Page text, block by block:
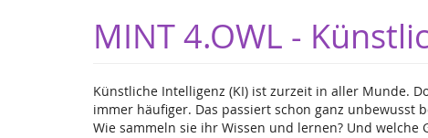
MINT 4.OWL -
Künstliche Intelligenz (KI) ist zurzeit in aller Munde.
immer häufiger. Das passiert schon ganz unbewusst
Wie sammeln sie ihr Wissen und lernen? Und welche